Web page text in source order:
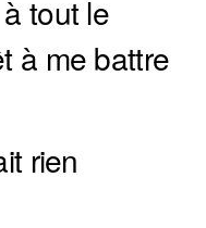
tout le
à me battre
rien